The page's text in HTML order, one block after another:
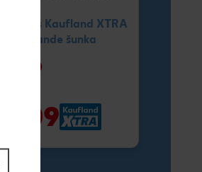
Cena s Kaufland XTRA
La Grande šunka
1,19
1,09